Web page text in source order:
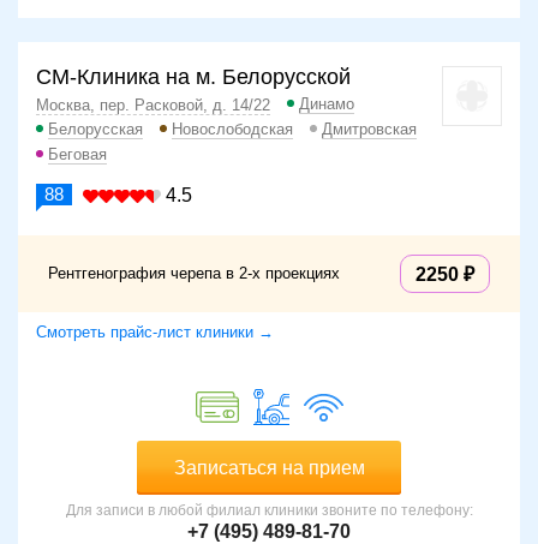
СМ-Клиника на м. Белорусской
Москва, пер. Расковой, д. 14/22
Динамо
Белорусская
Новослободская
Дмитровская
Беговая
88 4.5
Рентгенография черепа в 2-х проекциях 2250
Смотреть прайс-лист клиники →
Записаться на прием
Для записи в любой филиал клиники звоните по телефону:
+7 (495) 489-81-70